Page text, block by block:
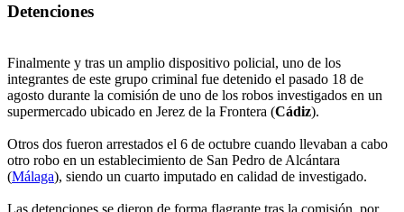
Detenciones
Finalmente y tras un amplio dispositivo policial, uno de los
integrantes de este grupo criminal fue detenido el pasado 18 de
agosto durante la comisión de uno de los robos investigados en un
supermercado ubicado en Jerez de la Frontera (Cádiz).
Otros dos fueron arrestados el 6 de octubre cuando llevaban a cabo
otro robo en un establecimiento de San Pedro de Alcántara
(Málaga), siendo un cuarto imputado en calidad de investigado.
Las detenciones se dieron de forma flagrante tras la comisión, por